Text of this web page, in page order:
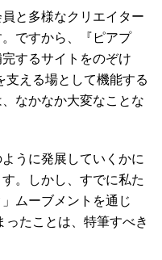
と多様なクリエイター
ですから、『ピアプ
するサイトをのぞけ
支える場として機能する
なかなか大変なことな
うに発展していくかに
。しかし、すでに私た
ムーブメントを通じ
たことは、特筆すべき